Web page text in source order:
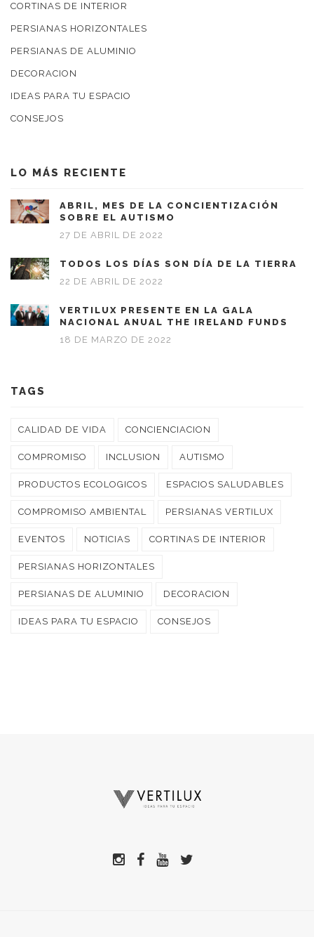
CORTINAS DE INTERIOR
PERSIANAS HORIZONTALES
PERSIANAS DE ALUMINIO
DECORACION
IDEAS PARA TU ESPACIO
CONSEJOS
LO MÁS RECIENTE
ABRIL, MES DE LA CONCIENTIZACIÓN
SOBRE EL AUTISMO
27 DE ABRIL DE 2022
TODOS LOS DÍAS SON DÍA DE LA TIERRA
22 DE ABRIL DE 2022
VERTILUX PRESENTE EN LA GALA
NACIONAL ANUAL THE IRELAND FUNDS
18 DE MARZO DE 2022
TAGS
CALIDAD DE VIDA CONCIENCIACION
COMPROMISO INCLUSION AUTISMO
PRODUCTOS ECOLOGICOS ESPACIOS SALUDABLES
COMPROMISO AMBIENTAL PERSIANAS VERTILUX
EVENTOS NOTICIAS CORTINAS DE INTERIOR
PERSIANAS HORIZONTALES
PERSIANAS DE ALUMINIO DECORACION
IDEAS PARA TU ESPACIO CONSEJOS